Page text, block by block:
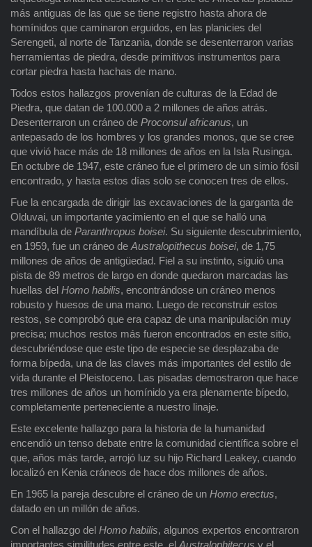
más antiguas de las que se tiene registro hasta ahora de
homínidos que caminaron erguidos, en las planicies del
Serengeti, al norte de Tanzania, donde se desenterraron varias
herramientas de piedra, desde primitivos instrumentos para
cortar piedra hasta hachas de mano.
Todos estos hallazgos provenían de culturas de la Edad de
Piedra, que datan de 100.000 a 2 millones de años atrás.
Desenterraron un cráneo de Proconsul africanus, un
antepasado de los hombres y los grandes monos, que se cree
que vivió hace más de 18 millones de años en la Isla Rusinga.
En octubre de 1947, este cráneo fue el primero de un simio fósil
encontrado, y hasta estos días solo se conocen tres de ellos.
Fue la encargada de dirigir las excavaciones de la garganta de
Olduvai, un importante yacimiento en el que se halló una
mandíbula de Paranthropus boisei. Su siguiente descubrimiento,
en 1959, fue un cráneo de Australopithecus boisei, de 1,75
millones de años de antigüedad. Fiel a su instinto, siguió una
pista de 89 metros de largo en donde quedaron marcadas las
huellas del Homo habilis, encontrándose un cráneo menos
robusto y huesos de una mano. Luego de reconstruir estos
restos, se comprobó que era capaz de una manipulación muy
precisa; muchos restos más fueron encontrados en este sitio,
descubriéndose que este tipo de especie se desplazaba de
forma bípeda, una de las claves más importantes del estilo de
vida durante el Pleistoceno. Las pisadas demostraron que hace
tres millones de años un homínido ya era plenamente bípedo,
completamente perteneciente a nuestro linaje.
Este excelente hallazgo para la historia de la humanidad
encendió un tenso debate entre la comunidad científica sobre el
que, años más tarde, arrojó luz su hijo Richard Leakey, cuando
localizó en Kenia cráneos de hace dos millones de años.
En 1965 la pareja descubre el cráneo de un Homo erectus,
datado en un millón de años.
Con el hallazgo del Homo habilis, algunos expertos encontraron
importantes similitudes entre este, el Australophitecus y el